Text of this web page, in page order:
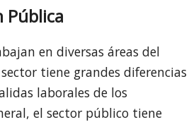
en diversas áreas del
tiene grandes diferencias
laborales de los
el sector público tiene